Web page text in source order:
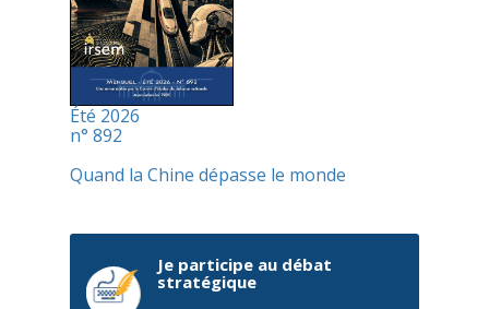
Été 2026
n° 892
Quand la Chine dépasse le monde
Je participe au débat
stratégique